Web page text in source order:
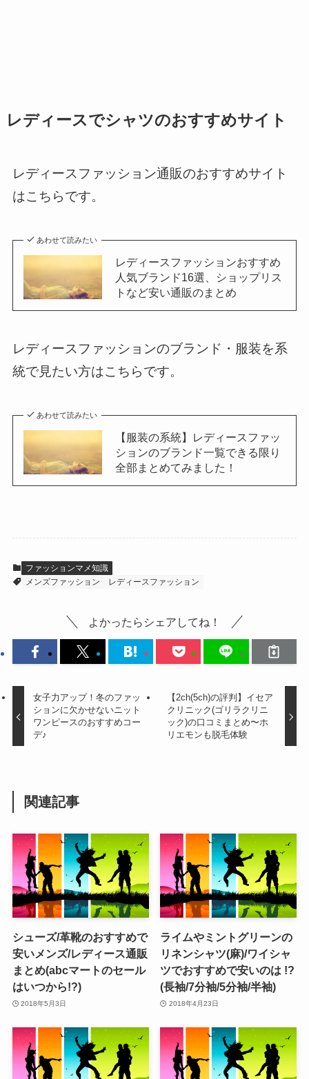
レディースでシャツのおすすめサイト
レディースファッション通販のおすすめサイト
はこちらです。
あわせて読みたい
レディースファッションおすすめ
人気ブランド16選、ショップリス
トなど安い通販のまとめ
レディースファッションのブランド・服装を系
統で見たい方はこちらです。
あわせて読みたい
【服装の系統】レディースファッ
ションのブランド一覧できる限り
全部まとめてみました！
ファッションマメ知識
メンズファッション
レディースファッション
よかったらシェアしてね！
女子力アップ！冬のファッ
ションに欠かせないニット
ワンピースのおすすめコー
デ♪
【2ch(5ch)の評判】イセア
クリニック(ゴリラクリニ
ック)の口コミまとめ〜ホ
リエモンも脱毛体験
関連記事
シューズ/革靴のおすすめで
安いメンズ/レディース通販
まとめ(abcマートのセール
はいつから!?)
2018年5月3日
ライムやミントグリーンの
リネンシャツ(麻)/ワイシャ
ツでおすすめで安いのは !?
(長袖/7分袖/5分袖/半袖)
2018年4月23日